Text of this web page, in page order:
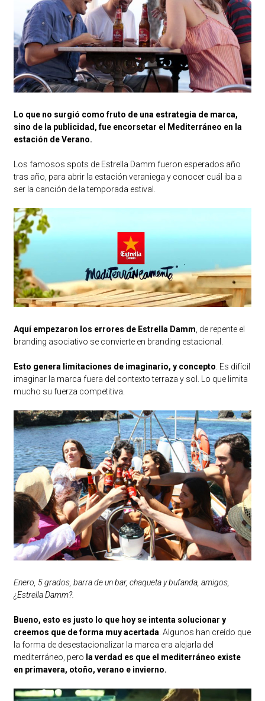
Lo que no surgió como fruto de una estrategia de marca,
sino de la publicidad, fue encorsetar el Mediterráneo en la
estación de Verano.
Los famosos spots de Estrella Damm fueron esperados año
tras año, para abrir la estación veraniega y conocer cuál iba a
ser la canción de la temporada estival.
Aquí empezaron los errores de Estrella Damm , de repente el
branding asociativo se convierte en branding estacional.
Esto genera limitaciones de imaginario, y concepto . Es difícil
imaginar la marca fuera del contexto terraza y sol. Lo que limita
mucho su fuerza competitiva.
Enero, 5 grados, barra de un bar, chaqueta y bufanda, amigos,
¿Estrella Damm?.
Bueno, esto es justo lo que hoy se intenta solucionar y
creemos que de forma muy acertada . Algunos han creído que
la forma de desestacionalizar la marca era alejarla del
mediterráneo, pero la verdad es que el mediterráneo existe
en primavera, otoño, verano e invierno.